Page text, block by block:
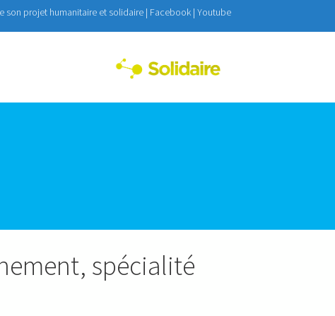
projet humanitaire et solidaire | Facebook | Youtube
spécialité